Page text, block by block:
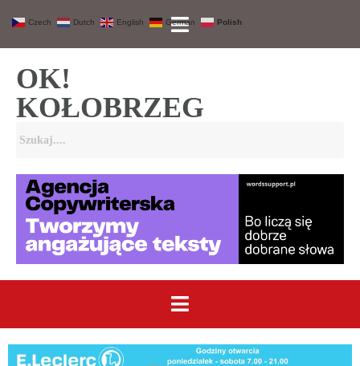
OK!
KOŁOBRZEG
Czech Dutch English German Polish